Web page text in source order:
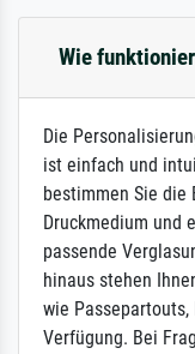
Wie
Die
ist einfach und
bestimmen Sie die
Druckmedium und
passende
hinaus stehen
wie
Verfügung. Bei